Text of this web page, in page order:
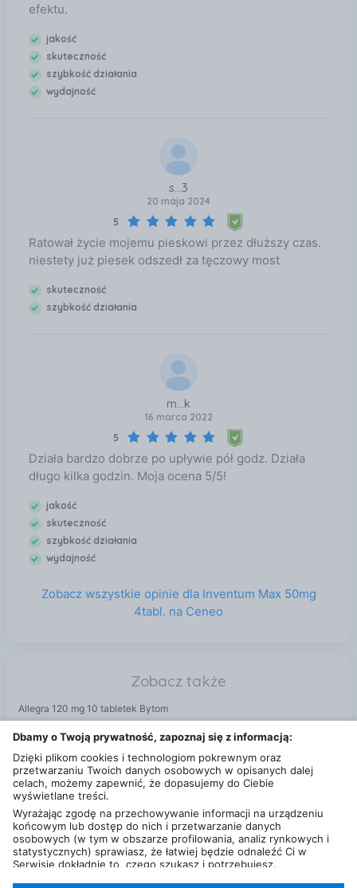
efektu.
jakość
skuteczność
szybkość działania
wydajność
s...3
20 maja 2024
5
Ratował życie mojemu pieskowi przez dłuższy czas.
niestety już piesek odszedł za tęczowy most
skuteczność
szybkość działania
m...k
16 marca 2022
5
Działa bardzo dobrze po upływie pół godz. Działa
długo kilka godzin. Moja ocena 5/5!
jakość
skuteczność
szybkość działania
wydajność
Zobacz wszystkie opinie dla Inventum Max 50mg
4tabl. na Ceneo
Zobacz także
Allegra 120 mg 10 tabletek Bytom
Dbamy o Twoją prywatność, zapoznaj się z informacją:
Dzięki plikom cookies i technologiom pokrewnym oraz
przetwarzaniu Twoich danych osobowych w opisanych dalej
celach, możemy zapewnić, że dopasujemy do Ciebie
wyświetlane treści.
Wyrażając zgodę na przechowywanie informacji na urządzeniu
końcowym lub dostęp do nich i przetwarzanie danych
osobowych (w tym w obszarze profilowania, analiz rynkowych i
statystycznych) sprawiasz, że łatwiej będzie odnaleźć Ci w
Serwisie dokładnie to, czego szukasz i potrzebujesz.